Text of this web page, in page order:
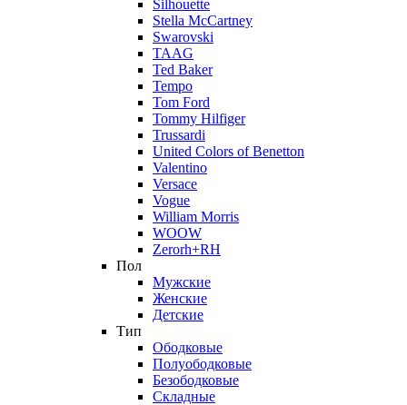
Silhouette
Stella McCartney
Swarovski
TAAG
Ted Baker
Tempo
Tom Ford
Tommy Hilfiger
Trussardi
United Colors of Benetton
Valentino
Versace
Vogue
William Morris
WOOW
Zerorh+RH
Пол
Мужские
Женские
Детские
Тип
Ободковые
Полуободковые
Безободковые
Складные